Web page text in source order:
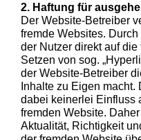
2. Haftung für
Der Website-Betreiber
fremde Websites. Durch
der Nutzer direkt auf
Setzen von sog.
der Website-Betreiber
Inhalte zu Eigen
dabei keinerlei Einfluss
fremden Website.
Aktualität, Richtigkeit